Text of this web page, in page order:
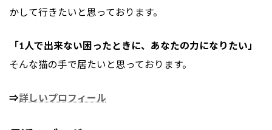
かして行きたいと思っております。
「1人で出来ない困ったときに、あなたの力になりたい」
そんな猫の手で居たいと思っております。
⇒詳しいプロフィール